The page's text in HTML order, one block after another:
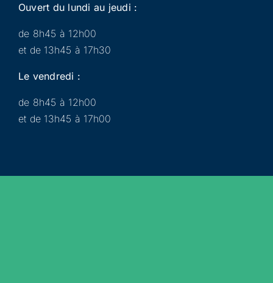
Ouvert du lundi au jeudi :
de 8h45 à 12h00
et de 13h45 à 17h30
Le vendredi :
de 8h45 à 12h00
et de 13h45 à 17h00